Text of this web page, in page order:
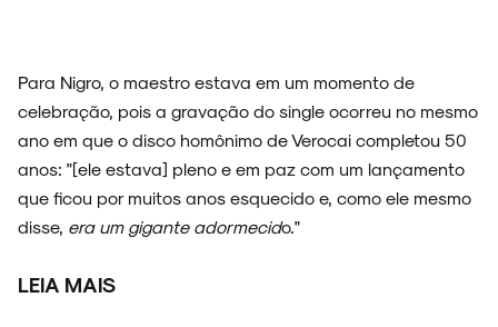
Para Nigro, o maestro estava em um momento de
celebração, pois a gravação do single ocorreu no mesmo
ano em que o disco homônimo de Verocai completou 50
anos: "[ele estava] pleno e em paz com um lançamento
que ficou por muitos anos esquecido e, como ele mesmo
disse, era um gigante adormecido."
LEIA MAIS